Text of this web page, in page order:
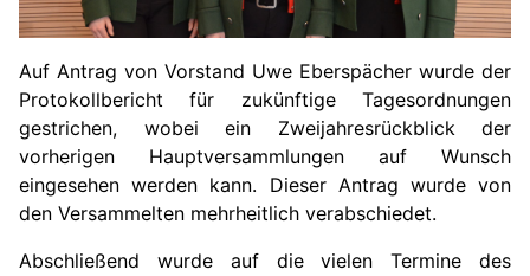
Auf Antrag von Vorstand Uwe Eberspächer wurde der
Protokollbericht für zukünftige Tagesordnungen
gestrichen, wobei ein Zweijahresrückblick der
vorherigen Hauptversammlungen auf Wunsch
eingesehen werden kann. Dieser Antrag wurde von
den Versammelten mehrheitlich verabschiedet.
Abschließend wurde auf die vielen Termine des